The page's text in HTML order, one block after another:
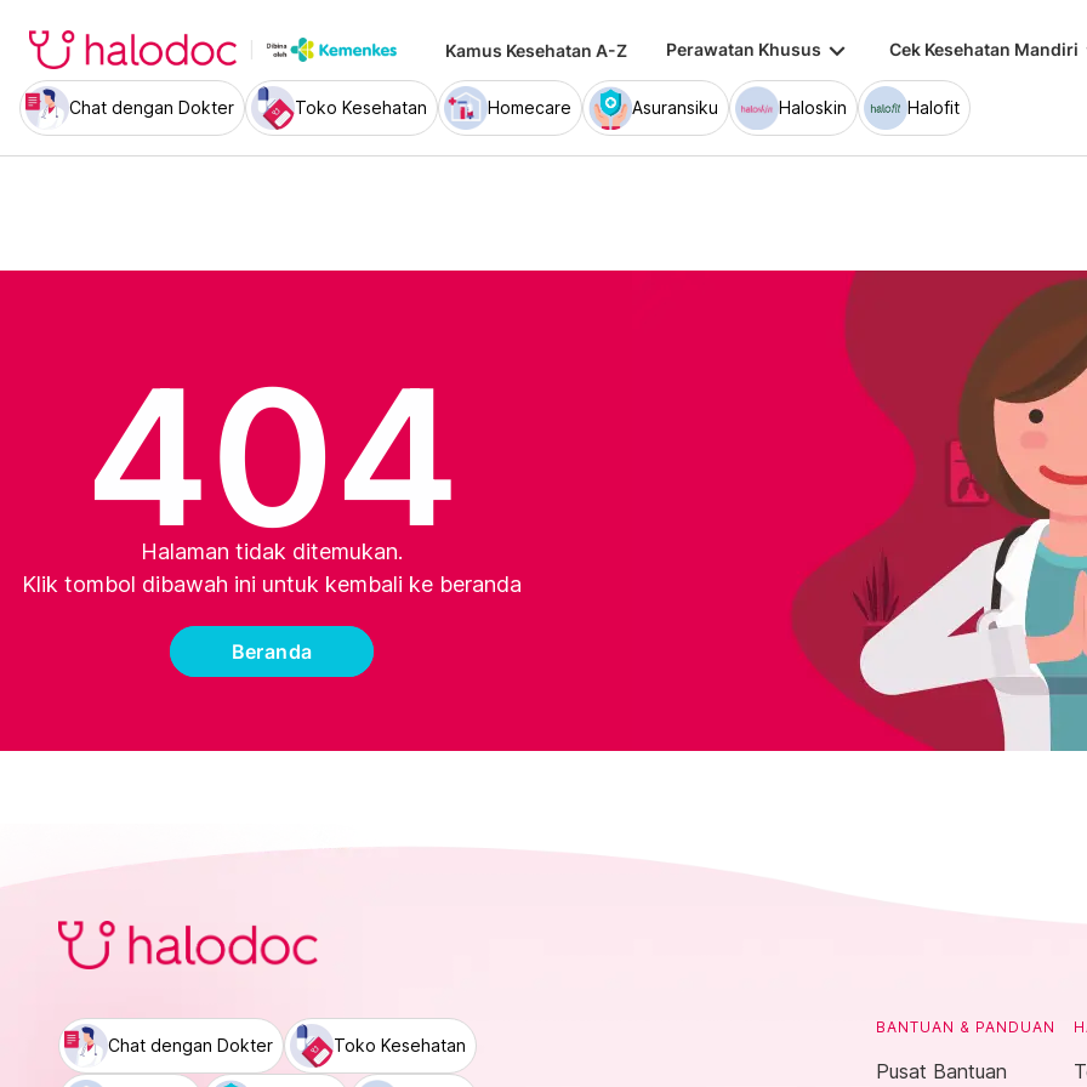
Kamus Kesehatan A-Z Perawatan Khusus keyboard_arrow_down Cek Kesehatan Mandiri
Chat dengan Dokter Toko Kesehatan Homecare Asuransiku Haloskin Halofit
404
Halaman tidak ditemukan.
Klik tombol dibawah ini untuk kembali ke beranda
Beranda
Chat dengan Dokter Toko Kesehatan
BANTUAN & PANDUAN
Pusat Bantuan